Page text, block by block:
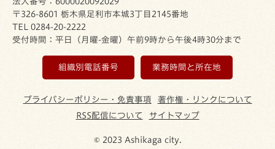
〒326-8601 栃木県足利市本城3丁目2145番地
TEL 0284-20-2222
受付時間：平日（月曜-金曜）午前9時から午後4時30分まで
組織別電話番号 業務時間と所在地
プライバシーポリシー・免責事項
著作権・リンクについて
RSS配信について
サイトマップ
© 2023 Ashikaga city.